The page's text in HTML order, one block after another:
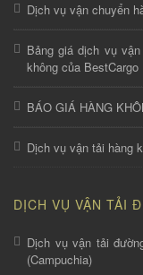
Dịch vụ vận chuyển
Bảng giá dịch vụ
không của BestCargo
BÁO GIÁ HÀNG
Dịch vụ vận tải hàng
DỊCH VỤ VẬN TẢI
Dịch vụ vận tải
(Campuchia)